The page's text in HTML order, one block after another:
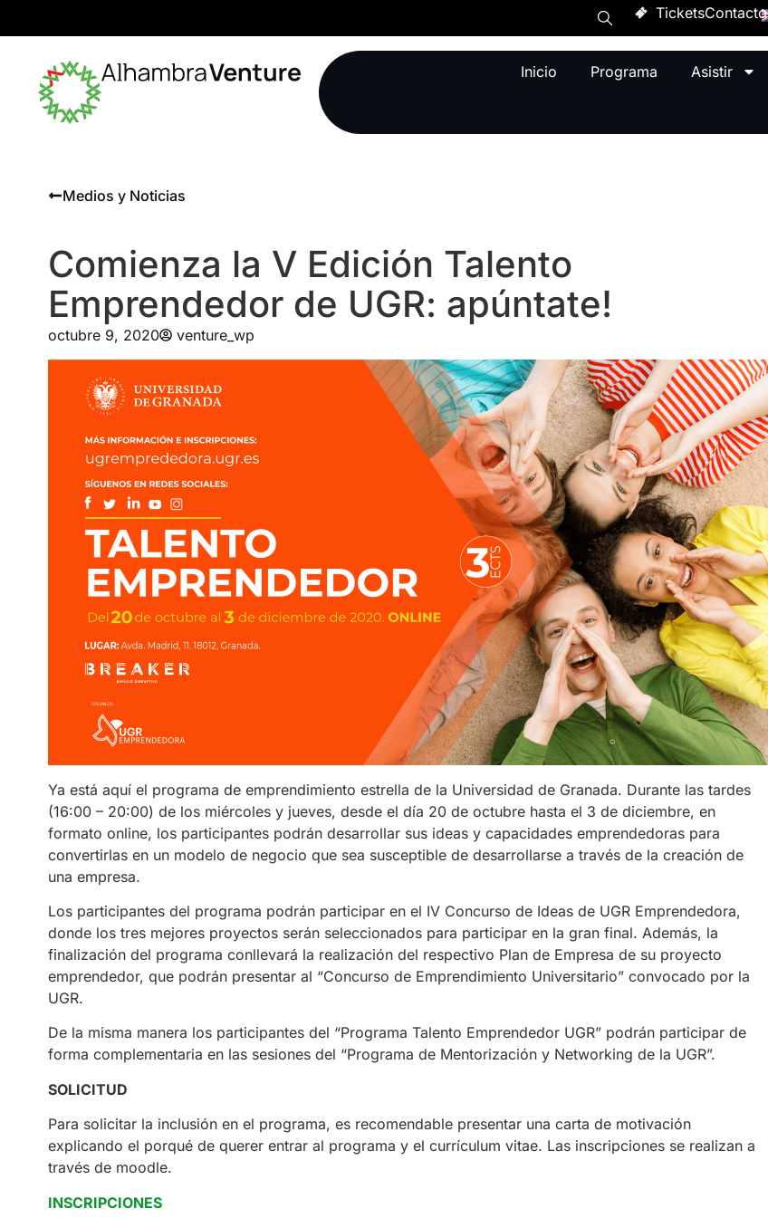
TicketsContacto
Inicio Programa Asistir
Medios y Noticias
Comienza la V Edición Talento
Emprendedor de UGR: apúntate!
octubre 9, 2020 venture_wp
Ya está aquí el programa de emprendimiento estrella de la Universidad de Granada. Durante las tardes
(16:00 – 20:00) de los miércoles y jueves, desde el día 20 de octubre hasta el 3 de diciembre, en
formato online, los participantes podrán desarrollar sus ideas y capacidades emprendedoras para
convertirlas en un modelo de negocio que sea susceptible de desarrollarse a través de la creación de
una empresa.
Los participantes del programa podrán participar en el IV Concurso de Ideas de UGR Emprendedora,
donde los tres mejores proyectos serán seleccionados para participar en la gran final. Además, la
finalización del programa conllevará la realización del respectivo Plan de Empresa de su proyecto
emprendedor, que podrán presentar al “Concurso de Emprendimiento Universitario” convocado por la
UGR.
De la misma manera los participantes del “Programa Talento Emprendedor UGR” podrán participar de
forma complementaria en las sesiones del “Programa de Mentorización y Networking de la UGR”.
SOLICITUD
Para solicitar la inclusión en el programa, es recomendable presentar una carta de motivación
explicando el porqué de querer entrar al programa y el currículum vitae. Las inscripciones se realizan a
través de moodle.
INSCRIPCIONES